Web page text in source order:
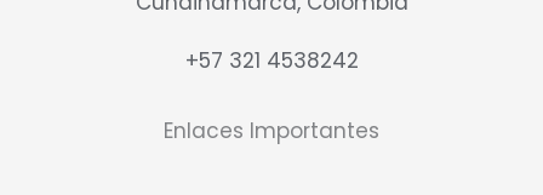
+57 321 4538242
Enlaces Importantes